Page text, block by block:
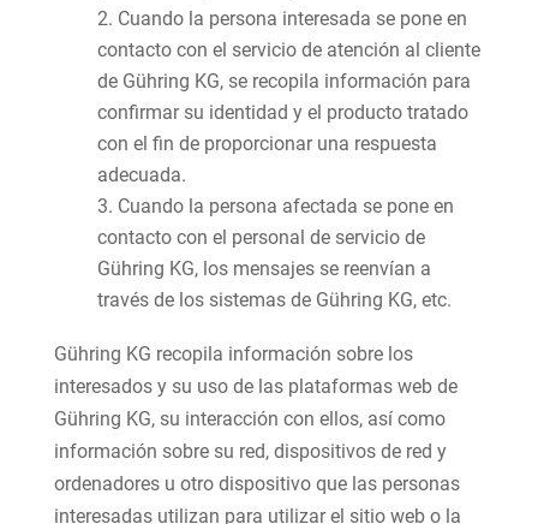
Cuando la persona interesada se pone en
contacto con el servicio de atención al cliente
de Gühring KG, se recopila información para
confirmar su identidad y el producto tratado
con el fin de proporcionar una respuesta
adecuada.
Cuando la persona afectada se pone en
contacto con el personal de servicio de
Gühring KG, los mensajes se reenvían a
través de los sistemas de Gühring KG, etc.
Gühring KG recopila información sobre los
interesados y su uso de las plataformas web de
Gühring KG, su interacción con ellos, así como
información sobre su red, dispositivos de red y
ordenadores u otro dispositivo que las personas
interesadas utilizan para utilizar el sitio web o la